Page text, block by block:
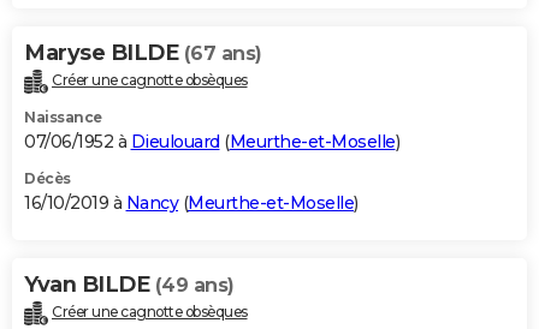
Maryse BILDE (67 ans)
Créer une cagnotte obsèques
Naissance
07/06/1952 à Dieulouard (Meurthe-et-Moselle)
Décès
16/10/2019 à Nancy(Meurthe-et-Moselle)
Yvan BILDE (49 ans)
Créer une cagnotte obsèques